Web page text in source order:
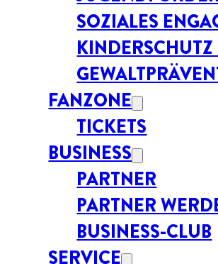
SOZIALES
FANZONE
TICKETS
BUSINESS
PARTNER
PARTNER
BUSINESS-CLUB
SERVICE